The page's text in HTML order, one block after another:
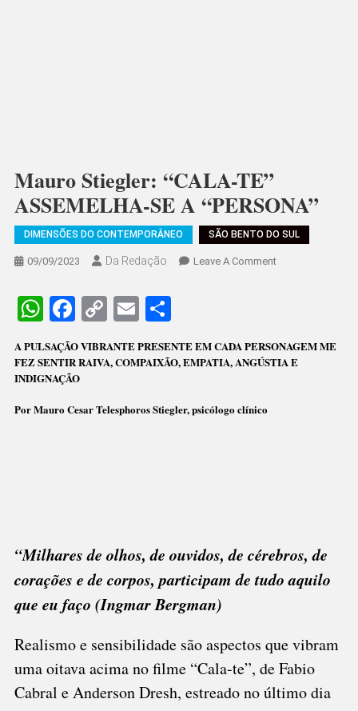
Mauro Stiegler: “CALA-TE”
ASSEMELHA-SE A “PERSONA”
DIMENSÕES DO CONTEMPORÂNEO SÃO BENTO DO SUL
09/09/2023 Da Redação Leave A CommentOn
ASSEMELHA-
WhatsApp
Facebook
CopyEmail
A PULSAÇÃO VIBRANTE PRESENTE EM CADA PERSONAGEM ME
FEZ SENTIR RAIVA, COMPAIXÃO, EMPATIA, ANGÚSTIA E
INDIGNAÇÃO
Por Mauro Cesar Telesphoros Stiegler, psicólogo clínico
“Milhares de olhos, de ouvidos, de cérebros, de
corações e de corpos, participam de tudo aquilo
que eu faço (Ingmar Bergman)
Realismo e sensibilidade são aspectos que vibram
uma oitava acima no filme “Cala-te”, de Fabio
Cabral e Anderson Dresh, estreado no último dia